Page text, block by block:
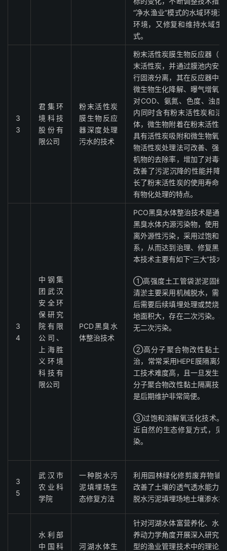
“净水渔业”模式的水域环境
环境，又修复和维持水域生
式。
3
3
君集环
境科技
股份有
限公司
粉末活性炭
膜生物反应
器深度处理
污水的技术
粉末活性炭膜生物反应器（
末活性炭，并通过膜池内安
行固液分离，其在反应器中
微生物生化降解、曝气增氧
对COD、氨氮、色度、浊度
内同时含有粉末活性炭和活
体，微生物附着在粉末活性
具有活性炭吸附和微生物氧
物活性炭处理法可改善、强
机物的去除率，增加了对毒
改善了污泥沉降的性能并降
长了粉末活性炭的使用寿命
有物化处理的特点。
3
4
中钢集
团武汉
安全环
保研究
院有限
公司、
上海胜
义环境
科技有
限公司
PCD黑臭水
体整治技术
PCO黑臭水体整治技术是通
黑臭水体内源污染物，使用
离外源性污染，采用过饱和
系，从而达到治理、修复黑
本技术主要有如下“三大”技术
①高强度土工管袋淤泥固结
清淤主要采用机械脱水，需
后需要后续填埋处理或焚烧
地面积大，存在二次污染。
无二次污染。
②高分子聚合物改性黏土
治，常常采用HEPE膜隔离
工技术难度高，且一旦发生
分子聚合物改性黏土隔离技
是后期维护非常简便。
③过饱和溶解氧活化技术。
近自然的生态修复方式，见
染。
3
5
武汉市
农业科
学院
一种脱水污
泥填埋场生
态修复方法
利用园林绿化修剪废弃物铺
改善了土壤的透气透水能力
脱水污泥填埋场地土壤渗水
水利部
中国科
河湖水体生
针对河湖水体富营养化、水
养动力学角度开展深入研究
型的渔业管理技术中的理论